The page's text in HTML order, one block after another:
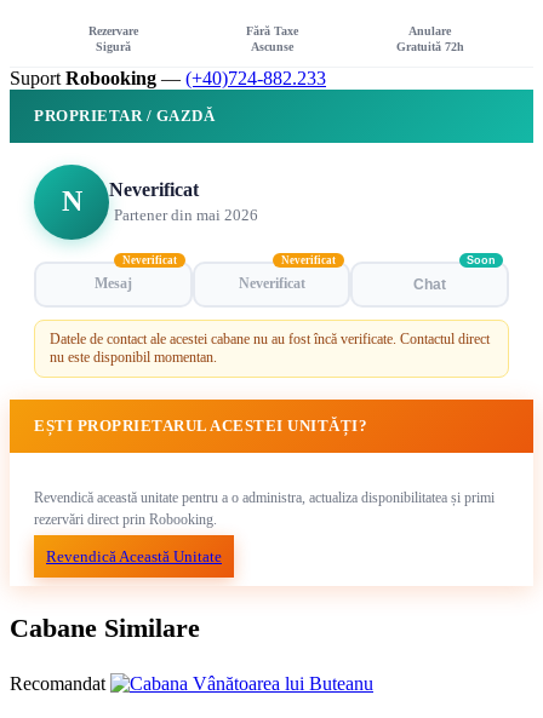
Rezervare
Sigură
Fără Taxe
Ascunse
Anulare
Gratuită 72h
Suport Robooking — (+40)724-882.233
PROPRIETAR / GAZDĂ
N Neverificat
Partener din mai 2026
Mesaj
Neverificat
Neverificat
Neverificat
Chat
Soon
Datele de contact ale acestei cabane nu au fost încă verificate. Contactul direct
nu este disponibil momentan.
EȘTI PROPRIETARUL ACESTEI UNITĂȚI?
Revendică această unitate pentru a o administra, actualiza disponibilitatea și primi
rezervări direct prin Robooking.
Revendică Această Unitate
Cabane Similare
Recomandat